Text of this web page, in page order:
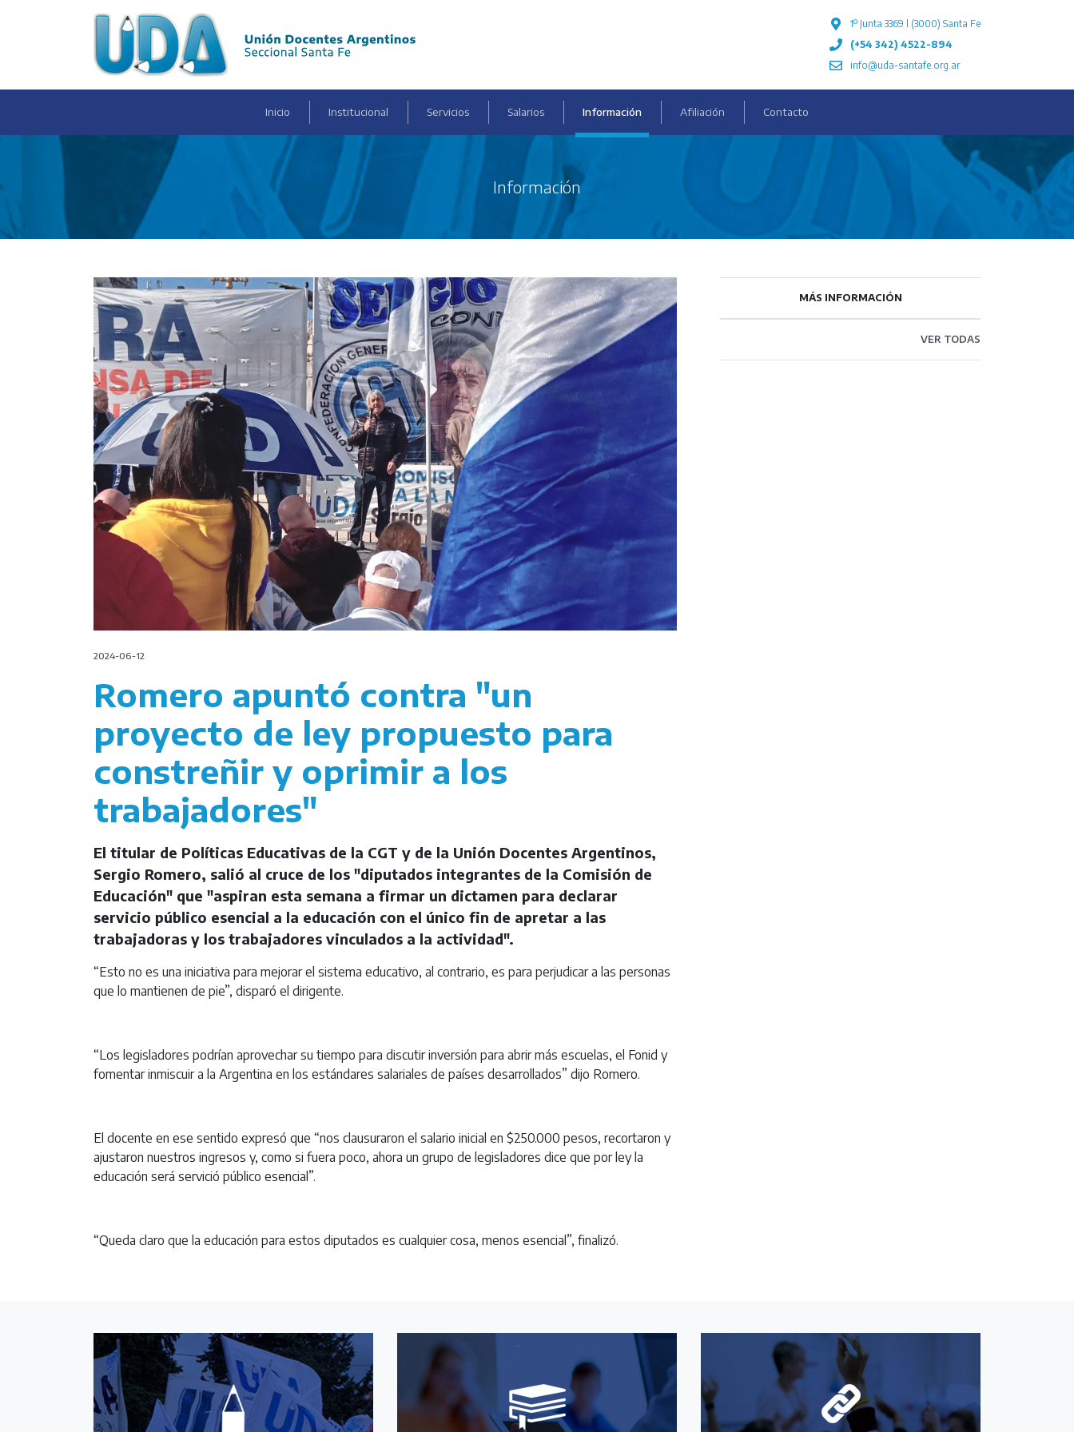
1º Junta 3369 l (3000) Santa Fe
(+54 342) 4522-894
info@uda-santafe.org.ar
Inicio (current)Institucional Servicios Salarios Información Afiliación Contacto
Información
2024-06-12
Romero apuntó contra "un
proyecto de ley propuesto para
constreñir y oprimir a los
trabajadores"
El titular de Políticas Educativas de la CGT y de la Unión Docentes Argentinos,
Sergio Romero, salió al cruce de los "diputados integrantes de la Comisión de
Educación" que "aspiran esta semana a firmar un dictamen para declarar
servicio público esencial a la educación con el único fin de apretar a las
trabajadoras y los trabajadores vinculados a la actividad".
“Esto no es una iniciativa para mejorar el sistema educativo, al contrario, es para perjudicar a las personas
que lo mantienen de pie”, disparó el dirigente.
“Los legisladores podrían aprovechar su tiempo para discutir inversión para abrir más escuelas, el Fonid y
fomentar inmiscuir a la Argentina en los estándares salariales de países desarrollados” dijo Romero.
El docente en ese sentido expresó que “nos clausuraron el salario inicial en $250.000 pesos, recortaron y
ajustaron nuestros ingresos y, como si fuera poco, ahora un grupo de legisladores dice que por ley la
educación será servició público esencial”.
“Queda claro que la educación para estos diputados es cualquier cosa, menos esencial”, finalizó.
MÁS INFORMACIÓN
VER TODAS